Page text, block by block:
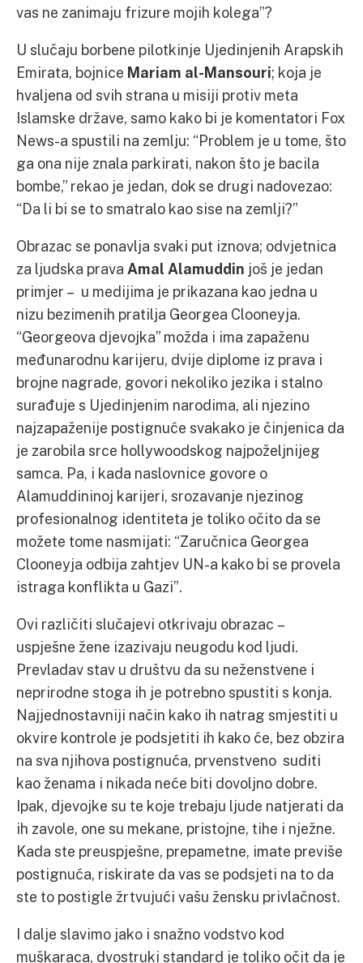
vas ne zanimaju frizure mojih kolega”?
U slučaju borbene pilotkinje Ujedinjenih Arapskih
Emirata, bojnice Mariam al-Mansouri; koja je
hvaljena od svih strana u misiji protiv meta
Islamske države, samo kako bi je komentatori Fox
News-a spustili na zemlju: “Problem je u tome, što
ga ona nije znala parkirati, nakon što je bacila
bombe,” rekao je jedan, dok se drugi nadovezao:
“Da li bi se to smatralo kao sise na zemlji?”
Obrazac se ponavlja svaki put iznova; odvjetnica
za ljudska prava Amal Alamuddin još je jedan
primjer – u medijima je prikazana kao jedna u
nizu bezimenih pratilja Georgea Clooneyja.
“Georgeova djevojka” možda i ima zapaženu
međunarodnu karijeru, dvije diplome iz prava i
brojne nagrade, govori nekoliko jezika i stalno
surađuje s Ujedinjenim narodima, ali njezino
najzapaženije postignuće svakako je činjenica da
je zarobila srce hollywoodskog najpoželjnijeg
samca. Pa, i kada naslovnice govore o
Alamuddininoj karijeri, srozavanje njezinog
profesionalnog identiteta je toliko očito da se
možete tome nasmijati: “Zaručnica Georgea
Clooneyja odbija zahtjev UN-a kako bi se provela
istraga konflikta u Gazi”.
Ovi različiti slučajevi otkrivaju obrazac –
uspješne žene izazivaju neugodu kod ljudi.
Prevladav stav u društvu da su neženstvene i
neprirodne stoga ih je potrebno spustiti s konja.
Najjednostavniji način kako ih natrag smjestiti u
okvire kontrole je podsjetiti ih kako će, bez obzira
na sva njihova postignuća, prvenstveno suditi
kao ženama i nikada neće biti dovoljno dobre.
Ipak, djevojke su te koje trebaju ljude natjerati da
ih zavole, one su mekane, pristojne, tihe i nježne.
Kada ste preuspješne, prepametne, imate previše
postignuća, riskirate da vas se podsjeti na to da
ste to postigle žrtvujući vašu žensku privlačnost.
I dalje slavimo jako i snažno vodstvo kod
muškaraca, dvostruki standard je toliko očit da je